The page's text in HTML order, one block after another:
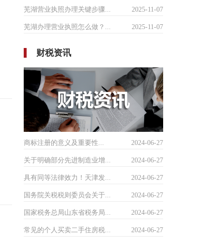
芜湖营业执照办理关键步骤... 2025-11-07
芜湖办理营业执照怎么做？... 2025-11-07
财税资讯
商标注册的意义及重要性... 2024-06-27
关于明确部分先进制造业增... 2024-06-27
具有同等法律效力！天津发... 2024-06-27
国务院关税税则委员会关于... 2024-06-27
国家税务总局山东省税务局... 2024-06-27
常见的个人买卖二手住房税... 2024-06-27